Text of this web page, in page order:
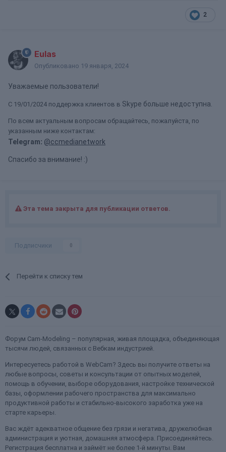
2
Eulas
Опубликовано 19 января, 2024
Уважаемые пользователи!
С 19/01/2024 поддержка клиентов в Skype больше недоступна.
По всем актуальным вопросам обращайтесь, пожалуйста, по
указанным ниже контактам:
Telegram: @ccmedianetwork
Спасибо за внимание! :)
Эта тема закрыта для публикации ответов.
Подписчики 0
Перейти к списку тем
Форум Cam-Modeling – популярная, живая площадка, объединяющая
тысячи людей, связанных с Вебкам индустрией.
Интересуетесь работой в WebCam? Здесь вы получите ответы на
любые вопросы, советы и консультации от опытных моделей,
помощь в обучении, выборе оборудования, настройке технической
базы, оформлении рабочего пространства для максимально
продуктивной работы и стабильно-высокого заработка уже на
старте карьеры.
Вас ждёт адекватное общение без грязи и негатива, дружелюбная
администрация и уютная, домашняя атмосфера. Присоединяйтесь.
Регистрация бесплатна и займёт не более 1-й минуты. Вам